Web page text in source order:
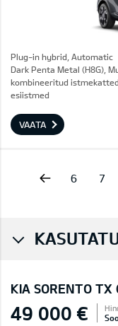
Plug-in hybrid, Automatic
Dark Penta Metal (H8G),
kombineeritud
esiistmed
VAATA
6 7
KIA SORENTO
49 000 €